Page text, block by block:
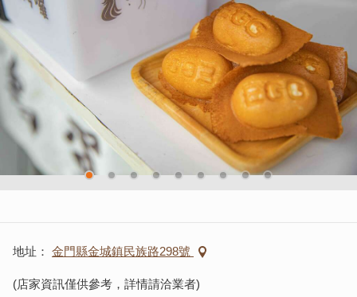
地址 金門縣金城鎮民族路298號
(店家資訊僅供參考，詳情請洽業者)